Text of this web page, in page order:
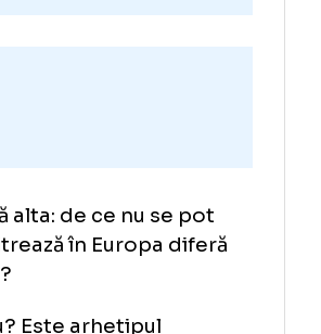
însă alta: de ce nu se pot